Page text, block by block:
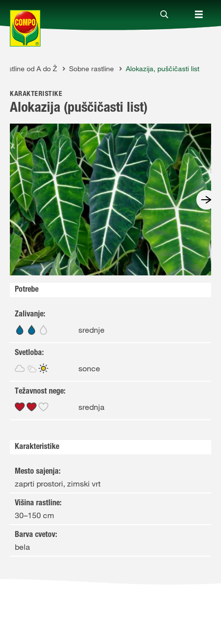
Izdelki
Vodiči
Podjetje
Rastline od A do Ž Sobne rastline Alokazija, puščičasti list
KARAKTERISTIKE
Alokazija (puščičasti list)
Potrebe
Zalivanje:
srednje
Svetloba:
sonce
Težavnost nege:
srednja
Karakteristike
Mesto sajenja:
zaprti prostori, zimski vrt
Višina rastline:
30–150 cm
Barva cvetov:
bela